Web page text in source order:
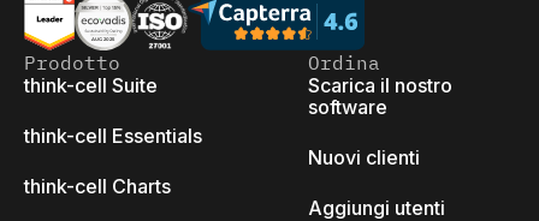
Prodotto
think-cell Suite
think-cell Essentials
think-cell Charts
Ordina
Scarica il nostro
software
Nuovi clienti
Aggiungi utenti